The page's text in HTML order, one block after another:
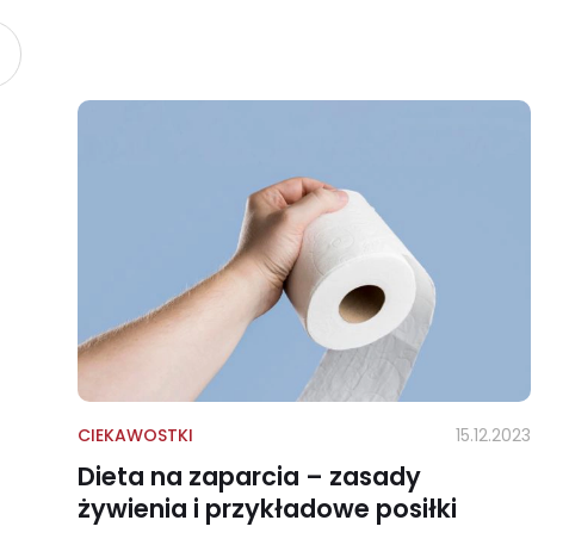
CIEKAWOSTKI 15.12.2023
Dieta na zaparcia – zasady
żywienia i przykładowe posiłki